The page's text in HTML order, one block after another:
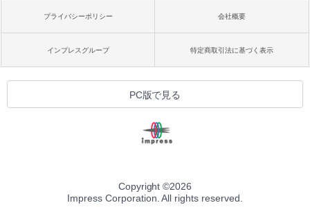
プライバシーポリシー 会社概要
インプレスグループ 特定商取引法に基づく表示
PC版で見る
Copyright ©2026
Impress Corporation. All rights reserved.